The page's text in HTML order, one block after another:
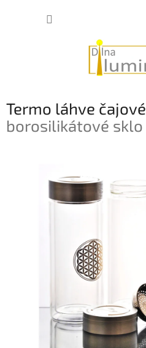
Termo láhve čajové
borosilikátové sklo